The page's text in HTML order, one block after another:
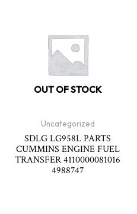
OUT OF STOCK
Uncategorized
SDLG LG958L PARTS
CUMMINS ENGINE FUEL
TRANSFER 4110000081016
4988747